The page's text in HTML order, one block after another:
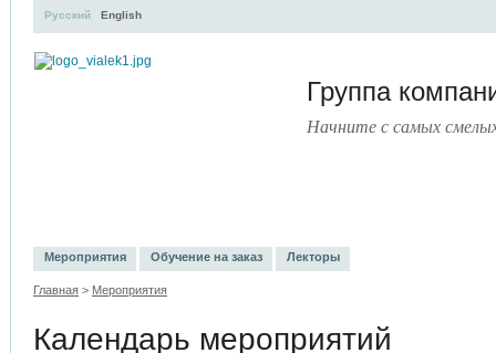
Группа
Начните с самых
Русский English
Мероприятия Обучение на заказ Лекторы
Главная > Мероприятия
Календарь мероприятий